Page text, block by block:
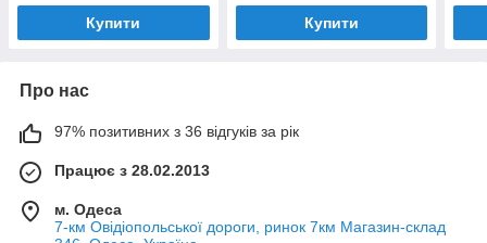
(36079-1)
Купити Купити
Про нас
97% позитивних з 36 відгуків за рік
Працює з 28.02.2013
м. Одеса
7-км Овідіопольської дороги, ринок 7км Магазин-склад